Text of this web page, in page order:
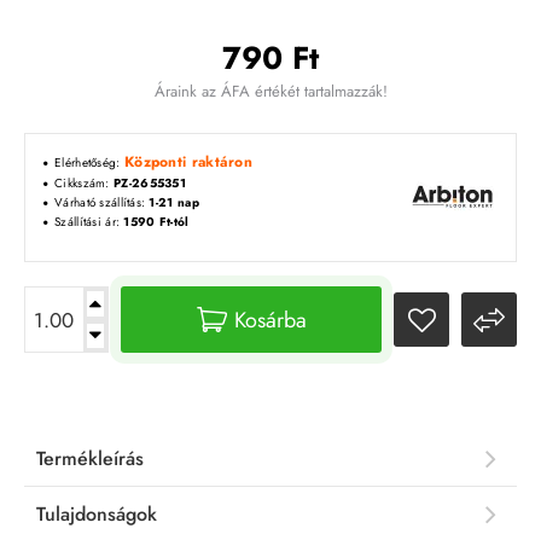
790 Ft
Áraink az ÁFA értékét tartalmazzák!
Elérhetőség: Központi raktáron
Cikkszám: PZ-2655351
Várható szállítás: 1-21 nap
Szállítási ár: 1590 Ft-tól
Kosárba
Termékleírás
Tulajdonságok